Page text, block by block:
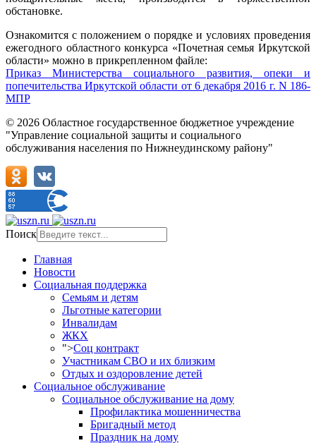
обстановке.
Ознакомится с положением о порядке и условиях проведения
ежегодного областного конкурса «Почетная семья Иркутской
области» можно в прикрепленном файле:
Приказ Министерства социального развития, опеки и
попечительства Иркутской области от 6 декабря 2016 г. N 186-
МПР
© 2026 Областное государственное бюджетное учреждение
"Управление социальной защиты и социального
обслуживания населения по Нижнеудинскому району"
Поиск
Главная
Новости
Социальная поддержка
Семьям и детям
Льготные категории
Инвалидам
ЖКХ
">Соц контракт
Участникам СВО и их близким
Отдых и оздоровление детей
Социальное обслуживание
Социальное обслуживание на дому
Профилактика мошенничества
Бригадный метод
Праздник на дому